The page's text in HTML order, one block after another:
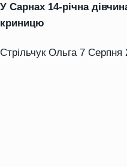
У Сарнах 14-річна
криницю
Стрільчук Ольга 7 Серпня